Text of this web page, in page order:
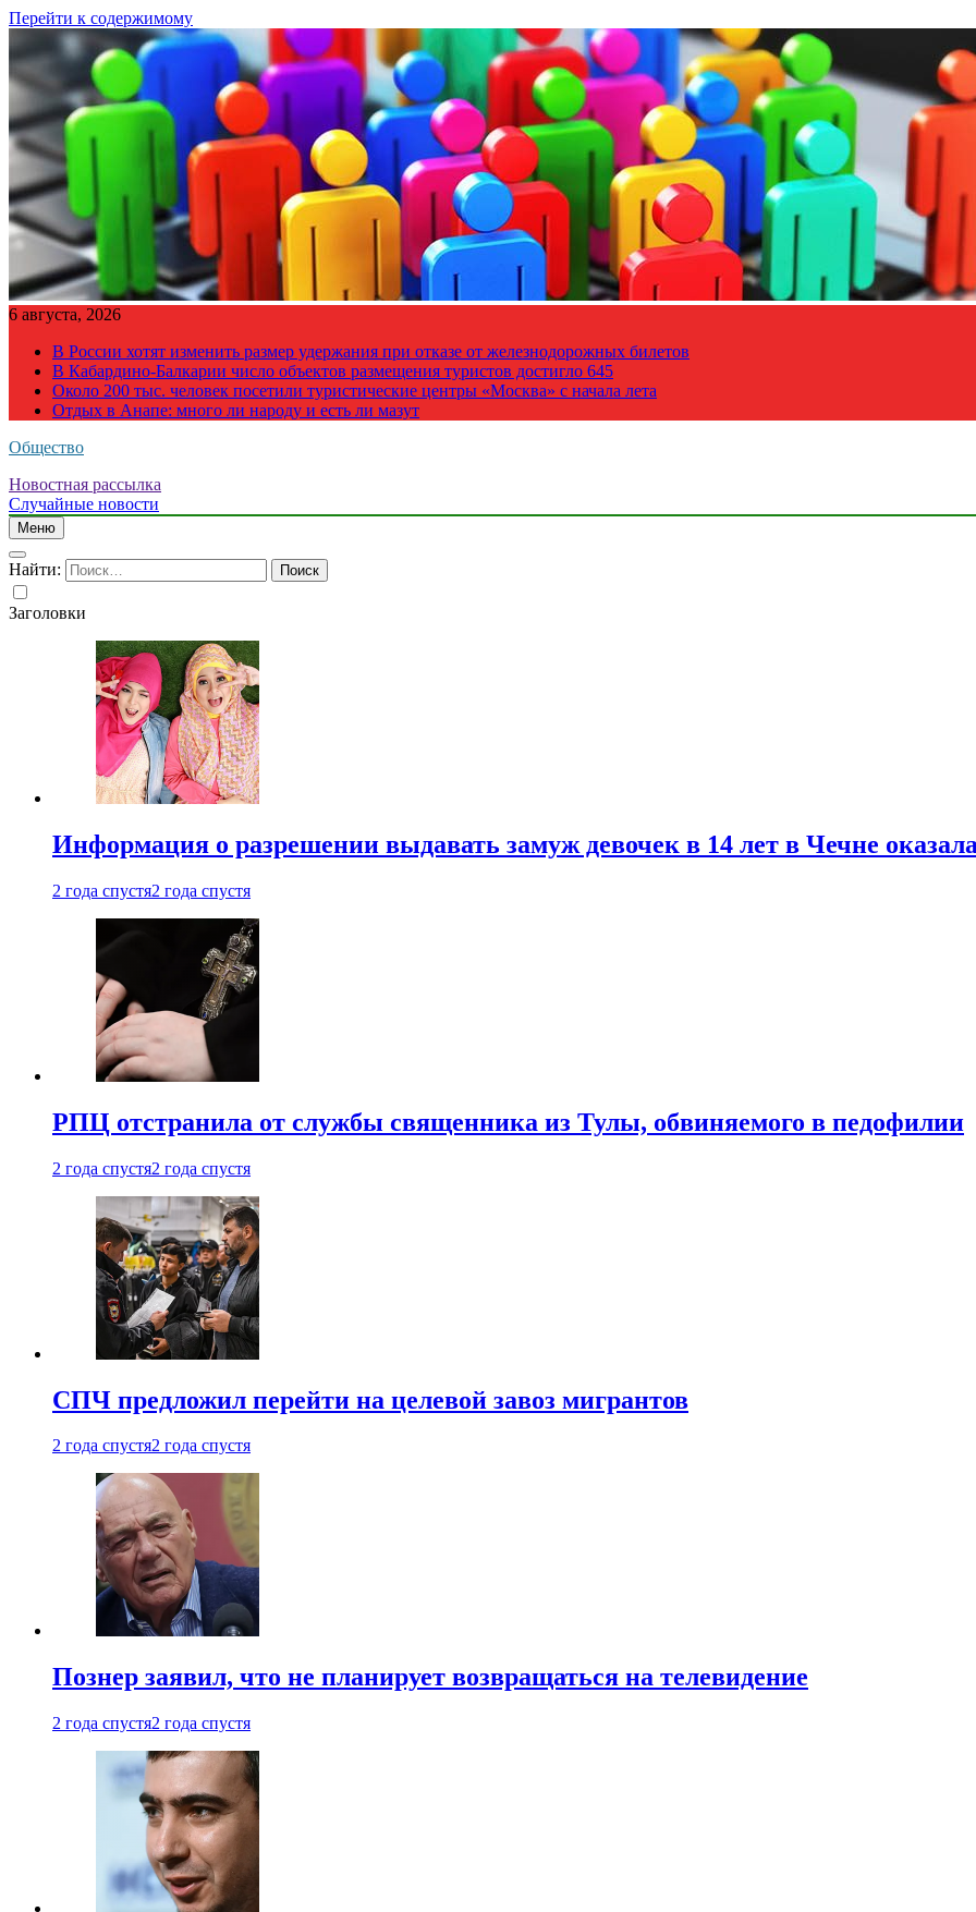
Перейти к содержимому
6 августа, 2026
В России хотят изменить размер удержания при отказе от железнодорожных билетов
В Кабардино-Балкарии число объектов размещения туристов достигло 645
Около 200 тыс. человек посетили туристические центры «Москва» с начала лета
Отдых в Анапе: много ли народу и есть ли мазут
Общество
Новостная рассылка
Случайные новости
Меню
Найти:
Заголовки
Информация о разрешении выдавать замуж девочек в 14 лет в Чечне
2 года спустя2 года спустя
РПЦ отстранила от службы священника из Тулы, обвиняемого в педофилии
2 года спустя2 года спустя
СПЧ предложил перейти на целевой завоз мигрантов
2 года спустя2 года спустя
Познер заявил, что не планирует возвращаться на телевидение
2 года спустя2 года спустя